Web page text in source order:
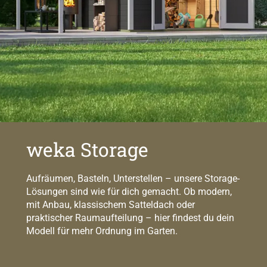
weka Storage
Aufräumen, Basteln, Unterstellen – unsere Storage-
Lösungen sind wie für dich gemacht. Ob modern,
mit Anbau, klassischem Satteldach oder
praktischer Raumaufteilung – hier findest du dein
Modell für mehr Ordnung im Garten.